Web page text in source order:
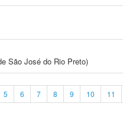
São José do Rio Preto)
5 6 7 8 9 10 11